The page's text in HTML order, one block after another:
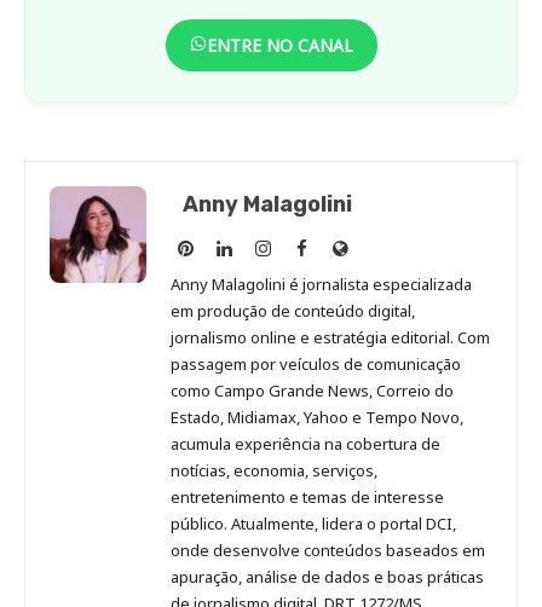
ENTRE NO CANAL
Anny Malagolini
Anny
Malagolini
no
Pinterest
Anny
Malagolini
no
LinkedIn
Anny
Malagolini
no
Instagram
Anny
Malagolini
no
Facebook
Site
de
Anny
Malagolini
Anny Malagolini é jornalista especializada
em produção de conteúdo digital,
jornalismo online e estratégia editorial. Com
passagem por veículos de comunicação
como Campo Grande News, Correio do
Estado, Midiamax, Yahoo e Tempo Novo,
acumula experiência na cobertura de
notícias, economia, serviços,
entretenimento e temas de interesse
público. Atualmente, lidera o portal DCI,
onde desenvolve conteúdos baseados em
apuração, análise de dados e boas práticas